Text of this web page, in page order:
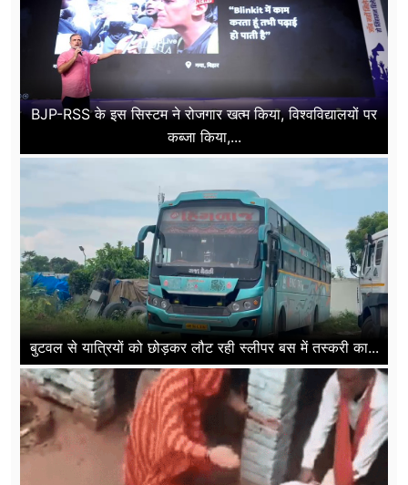
BJP-RSS के इस सिस्टम ने रोजगार खत्म किया, विश्वविद्यालयों पर
कब्जा किया,...
बुटवल से यात्रियों को छोड़कर लौट रही स्लीपर बस में तस्करी का...